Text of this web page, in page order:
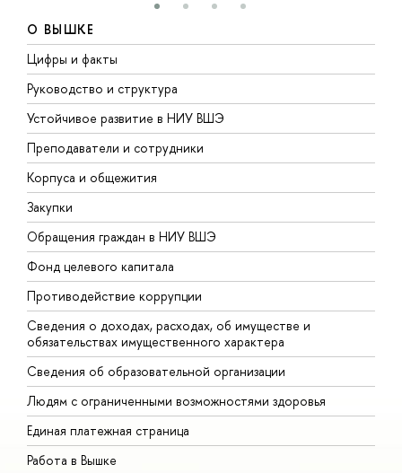
О ВЫШКЕ
Цифры и факты
Руководство и структура
Устойчивое развитие в НИУ ВШЭ
Преподаватели и сотрудники
Корпуса и общежития
Закупки
Обращения граждан в НИУ ВШЭ
Фонд целевого капитала
Противодействие коррупции
Сведения о доходах, расходах, об имуществе и
обязательствах имущественного характера
Сведения об образовательной организации
Людям с ограниченными возможностями здоровья
Единая платежная страница
Работа в Вышке